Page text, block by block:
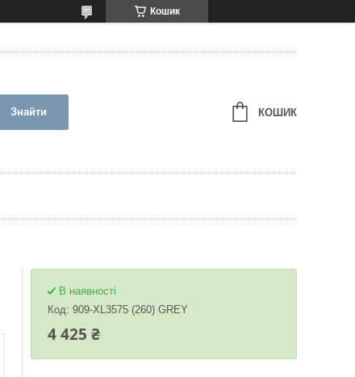
Кошик
Знайти КОШИК
В наявності
Код: 909-XL3575 (260) GREY
4 425 ₴